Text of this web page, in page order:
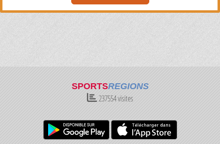
SPORTSREGIONS
237554visites